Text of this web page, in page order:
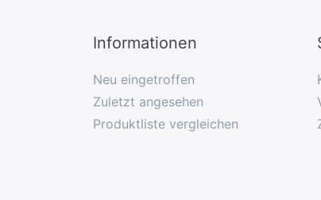
Informationen
Neu eingetroffen
Zuletzt angesehen
Produktliste vergleichen